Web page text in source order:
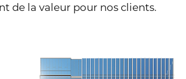
de la valeur pour nos clients.